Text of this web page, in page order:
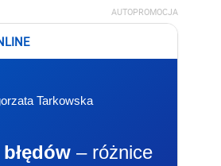
AUTOPROMOCJA
Tarkowska
– różnice